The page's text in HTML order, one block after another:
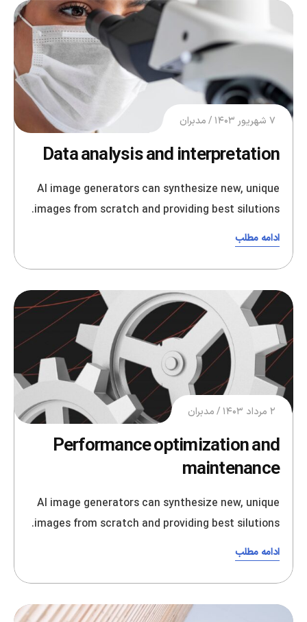
۷ شهریور ۱۴۰۳ مدبران
Data analysis and interpretation
AI image generators can synthesize new, unique
images from scratch and providing best silutions.
ادامه مطلب
۲ مرداد ۱۴۰۳ مدبران
Performance optimization and
maintenance
AI image generators can synthesize new, unique
images from scratch and providing best silutions.
ادامه مطلب